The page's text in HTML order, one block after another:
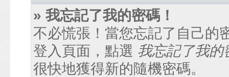
» 我忘記了我的密碼！
不必慌張！當您忘記了自己的
登入頁面，點選 我忘記了我的
很快地獲得新的隨機密碼。